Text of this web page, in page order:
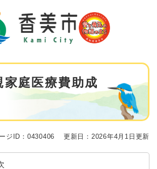
家庭医療費助成
ジID：0430406 更新日：2026年4月1日更新